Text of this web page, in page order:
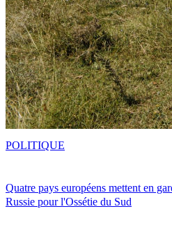
Quatre pays européens mettent en
Russie pour l'Ossétie du Sud
POLITIQUE